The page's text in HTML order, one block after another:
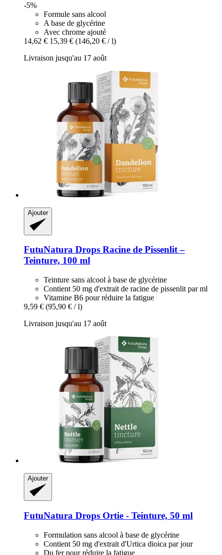
-5%
Formule sans alcool
A base de glycérine
Avec chrome ajouté
14,62 € 15,39 € (146,20 € / l)
Livraison jusqu'au 17 août
Ajouter
FutuNatura Drops Racine de Pissenlit –
Teinture, 100 ml
Teinture sans alcool à base de glycérine
Contient 50 mg d'extrait de racine de pissenlit par ml
Vitamine B6 pour réduire la fatigue
9,59 € (95,90 € / l)
Livraison jusqu'au 17 août
Ajouter
FutuNatura Drops Ortie -​ Teinture, 50 ml
Formulation sans alcool à base de glycérine
Contient 50 mg d'extrait d'Urtica dioica par jour
Du fer pour réduire la fatigue